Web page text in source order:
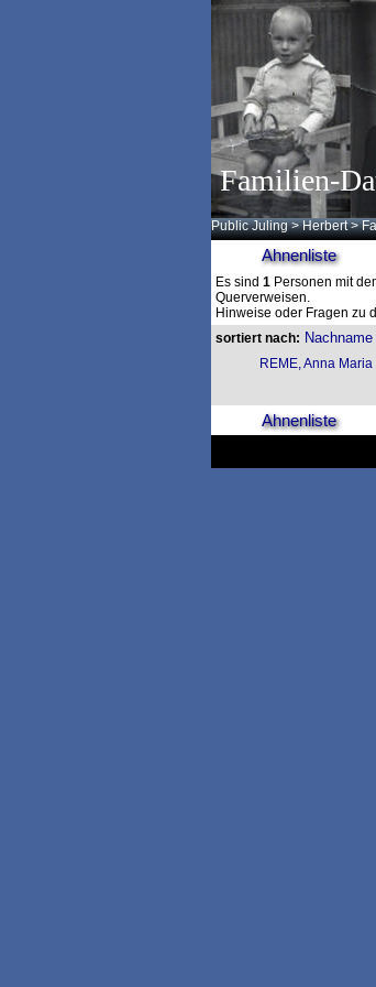
Familien-
Public Juling >Herbert >
Ahnenliste
Es sind 1 Personen mit
Querverweisen.
Hinweise oder Fragen zu
sortiert nach: Nachname
REME, Anna Maria
Ahnenliste